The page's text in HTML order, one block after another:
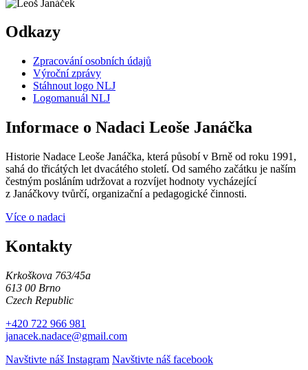
Odkazy
Zpracování osobních údajů
Výroční zprávy
Stáhnout logo NLJ
Logomanuál NLJ
Informace o Nadaci Leoše Janáčka
Historie Nadace Leoše Janáčka, která působí v Brně od roku 1991,
sahá do třicátých let dvacátého století. Od samého začátku je naším
čestným posláním udržovat a rozvíjet hodnoty vycházející
z Janáčkovy tvůrčí, organizační a pedagogické činnosti.
Více o nadaci
Kontakty
Krkoškova 763/45a
613 00 Brno
Czech Republic
+420 722 966 981
janacek.nadace@gmail.com
Navštivte náš Instagram Navštivte náš facebook